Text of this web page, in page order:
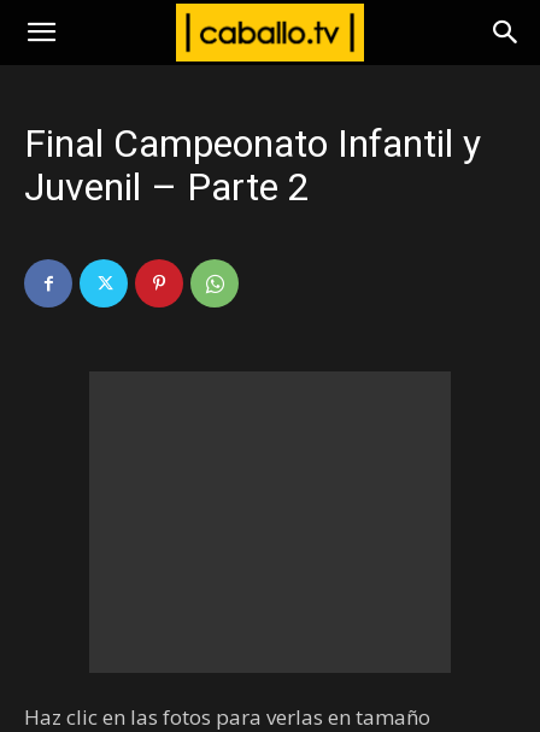
www.caballo.tv
Final Campeonato Infantil y
Juvenil – Parte 2
Haz clic en las fotos para verlas en tamaño